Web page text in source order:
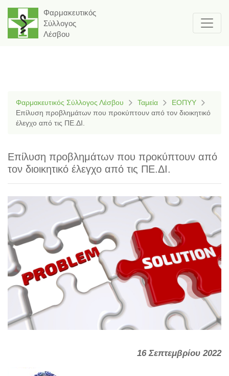
Φαρμακευτικός
Σύλλογος
Λέσβου
Φαρμακευτικός Σύλλογος Λέσβου Ταμεία
ΕΟΠΥΥ
Eπίλυση προβλημάτων που προκύπτουν από τον διοικητικό
έλεγχο από τις ΠΕ.ΔΙ.
Eπίλυση προβλημάτων που προκύπτουν από
τον διοικητικό έλεγχο από τις ΠΕ.ΔΙ.
16 Σεπτεμβρίου 2022